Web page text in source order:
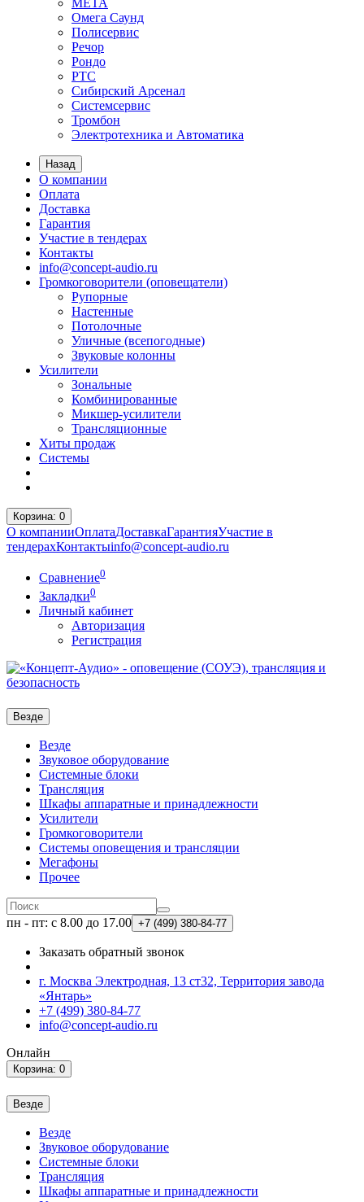
МЕТА
Омега Саунд
Полисервис
Речор
Рондо
РТС
Сибирский Арсенал
Системсервис
Тромбон
Электротехника и Автоматика
Назад
О компании
Оплата
Доставка
Гарантия
Участие в тендерах
Контакты
info@concept-audio.ru
Громкоговорители (оповещатели)
Рупорные
Настенные
Потолочные
Уличные (всепогодные)
Звуковые колонны
Усилители
Зональные
Комбинированные
Микшер-усилители
Трансляционные
Хиты продаж
Системы
Корзина: 0
О компанииОплатаДоставкаГарантияУчастие в
тендерахКонтактыinfo@concept-audio.ru
Сравнение0
Закладки0
Личный кабинет
Авторизация
Регистрация
Везде
Везде
Звуковое оборудование
Системные блоки
Трансляция
Шкафы аппаратные и принадлежности
Усилители
Громкоговорители
Системы оповещения и трансляции
Мегафоны
Прочее
пн - пт: с 8.00 до 17.00 +7 (499) 380-84-77
Заказать обратный звонок
г. Москва Электродная, 13 ст32, Территория завода
«Янтарь»
+7 (499) 380-84-77
info@concept-audio.ru
Онлайн
Корзина: 0
Везде
Везде
Звуковое оборудование
Системные блоки
Трансляция
Шкафы аппаратные и принадлежности